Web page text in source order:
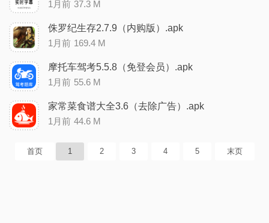
1月前 37.3 M
侏罗纪生存2.7.9（内购版）.apk
1月前 169.4 M
摩托车驾考5.5.8（免登会员）.apk
1月前 55.6 M
家常菜食谱大全3.6（去除广告）.apk
1月前 44.6 M
首页 1 2 3 4 5 末页